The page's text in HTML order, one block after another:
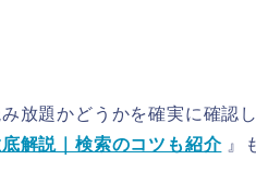
放題かどうかを確実に確認
解説｜検索のコツも紹介』